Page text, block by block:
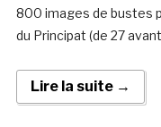
800 images de bustes
du Principat (de 27
Lire la suite →